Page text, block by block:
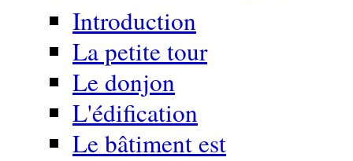
Introduction
La petite tour
Le donjon
L'édification
Le bâtiment est